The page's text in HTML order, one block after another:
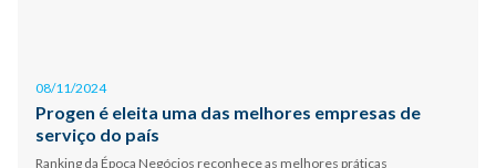
08/11/2024
Progen é eleita uma das melhores empresas de
serviço do país
Ranking da Época Negócios reconhece as melhores práticas